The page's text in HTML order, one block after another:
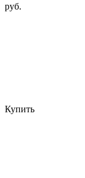
руб.
Купить